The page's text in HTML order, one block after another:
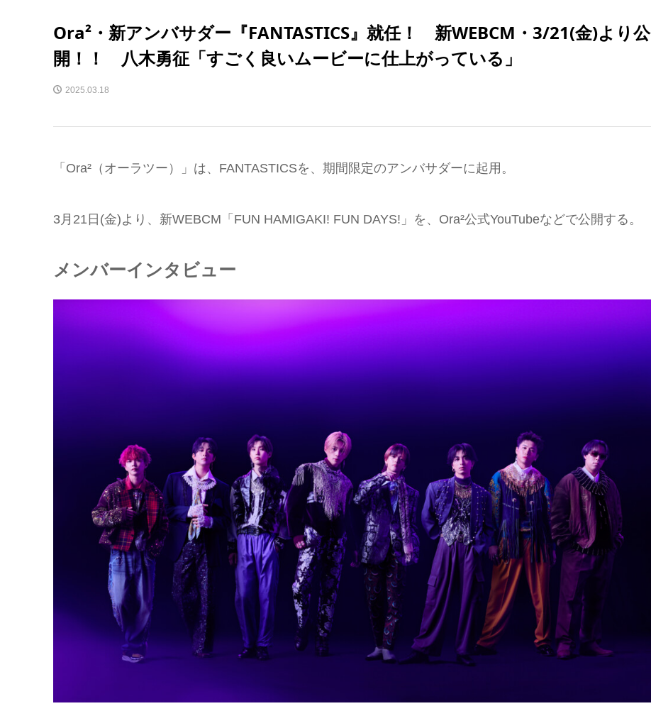
Ora²・新アンバサダー『FANTASTICS』就任！ 新WEBCM・3/21(金)より公
開！！ 八木勇征「すごく良いムービーに仕上がっている」
2025.03.18
「Ora²（オーラツー）」は、FANTASTICSを、期間限定のアンバサダーに起用。
3月21日(金)より、新WEBCM「FUN HAMIGAKI! FUN DAYS!」を、Ora²公式YouTubeなどで公開する。
メンバーインタビュー